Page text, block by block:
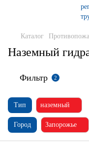
Каталог
Наземный
Фильтр 2
Тип наземный
Город Запорожье